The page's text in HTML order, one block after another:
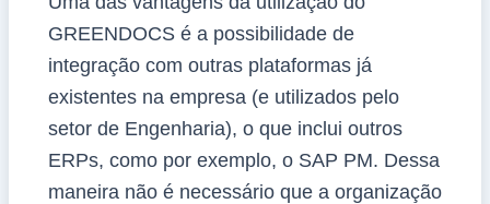
GREENDOCS é a possibilidade de
integração com outras plataformas já
existentes na empresa (e utilizados pelo
setor de Engenharia), o que inclui outros
ERPs, como por exemplo, o SAP PM. Dessa
maneira não é necessário que a organização